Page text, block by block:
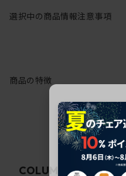
選択中の商品情報注意事項
商品の特徴
COLUMN 関連コラム